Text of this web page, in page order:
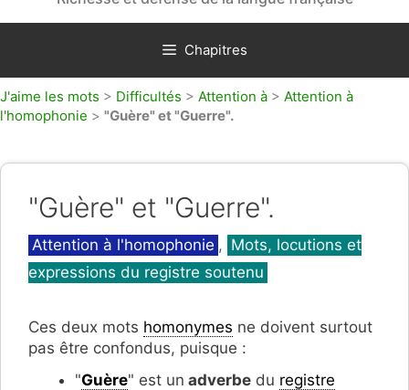
Chapitres
J'aime les mots > Difficultés > Attention à > Attention à
l'homophonie > "Guère" et "Guerre".
"Guère" et "Guerre".
Catégories
Attention à l'homophonie , Mots, locutions et
expressions du registre soutenu
Ces deux mots homonymes ne doivent surtout
pas être confondus, puisque :
"Guère" est un adverbe du registre